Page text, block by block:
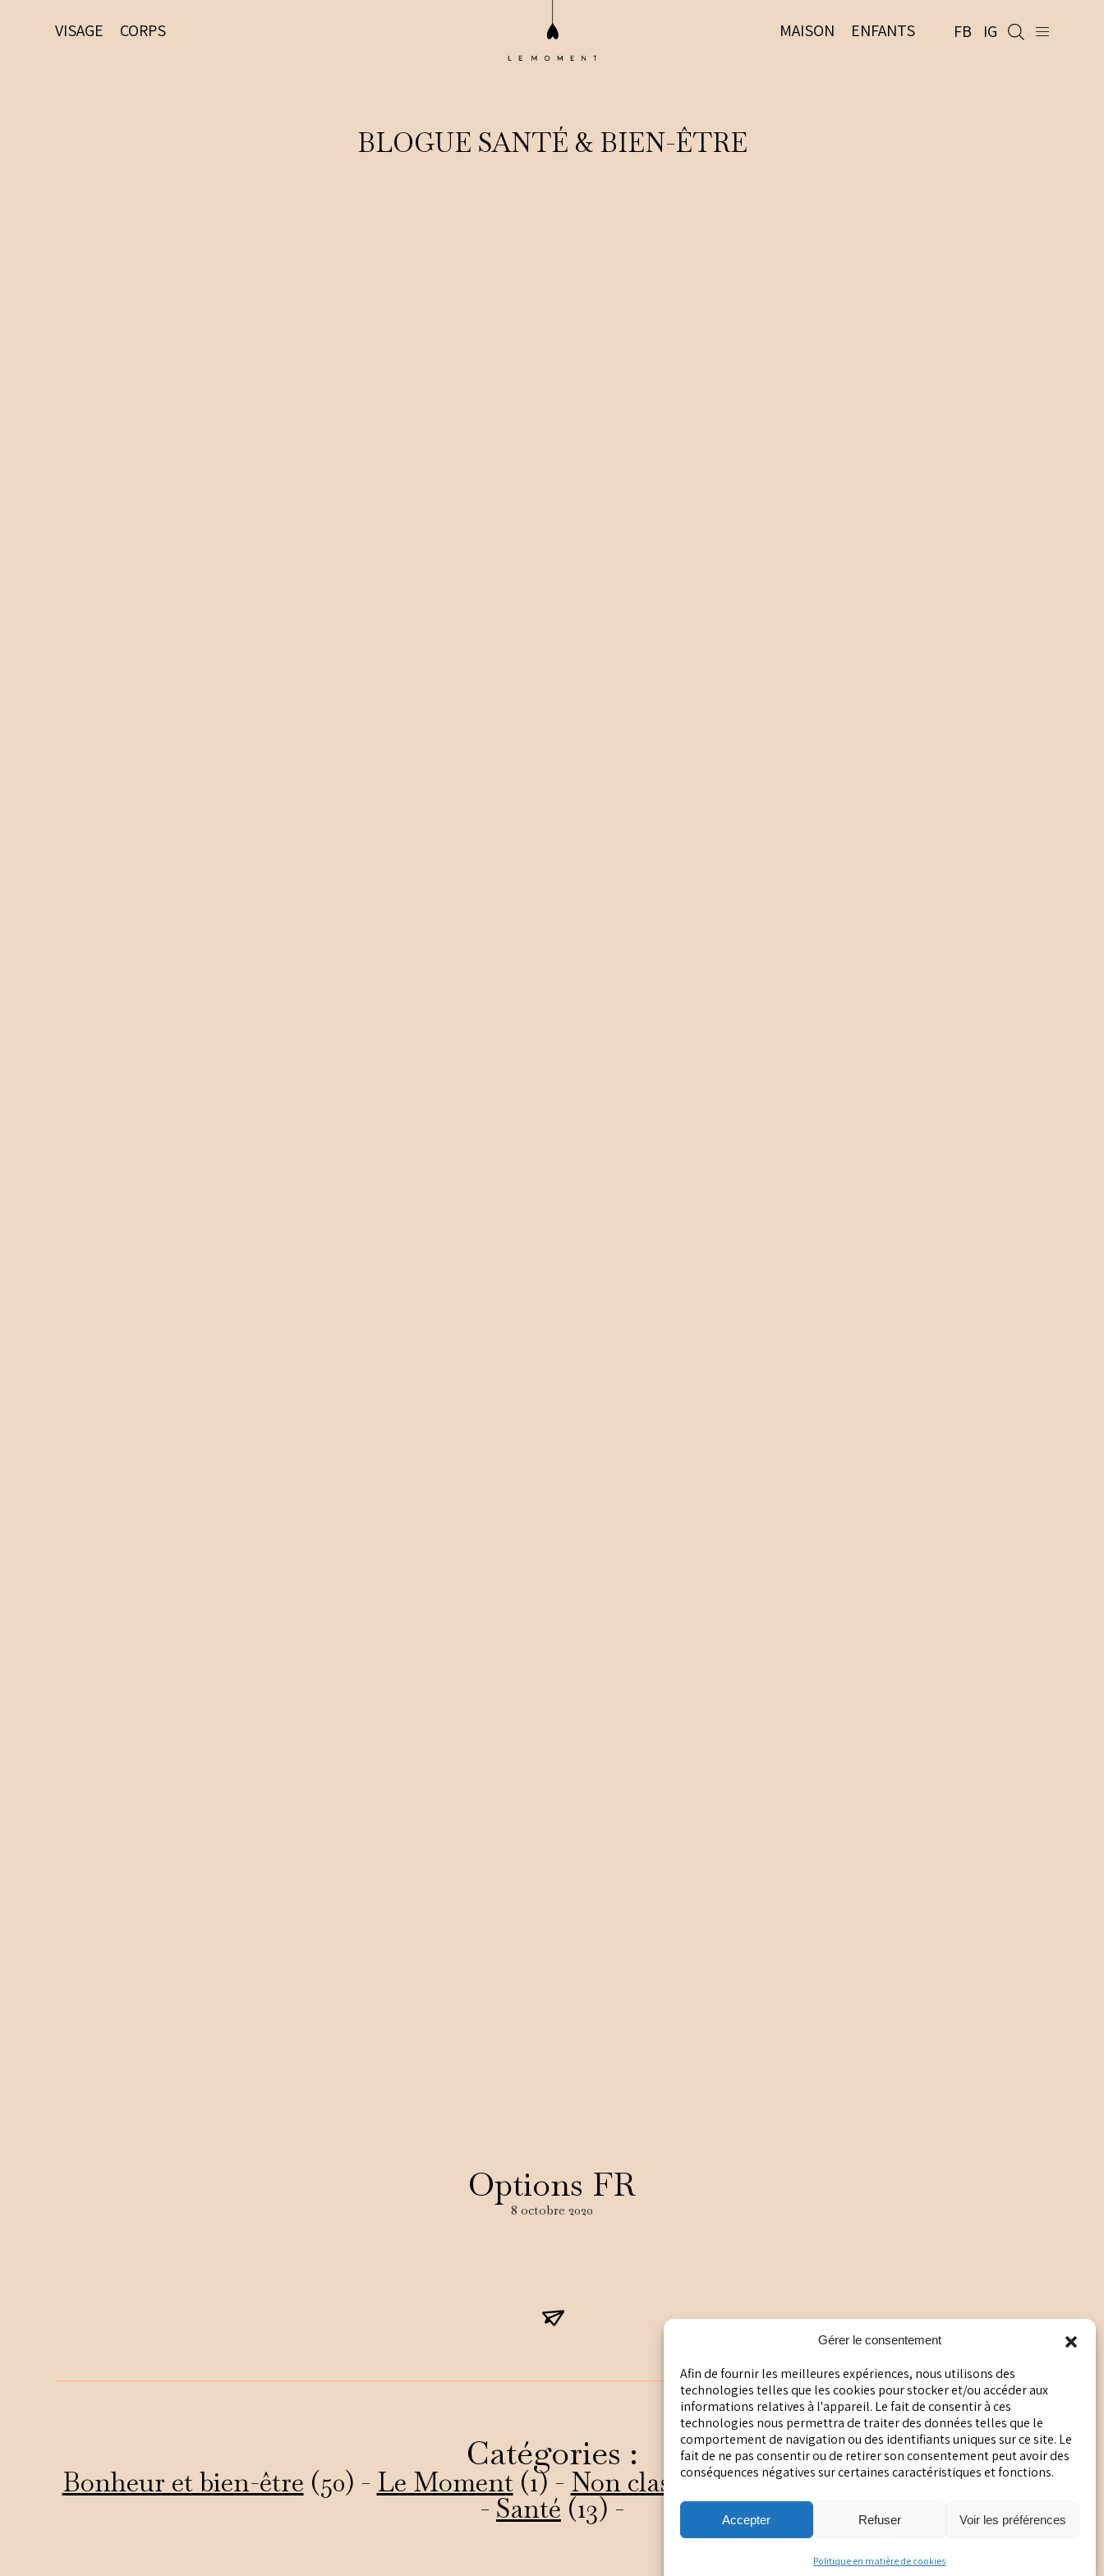
Gérer le consentement
Afin de fournir les meilleures expériences, nous utilisons des
technologies telles que les cookies pour stocker et/ou accéder aux
informations relatives à l'appareil. Le fait de consentir à ces
technologies nous permettra de traiter des données telles que le
comportement de navigation ou des identifiants uniques sur ce site. Le
fait de ne pas consentir ou de retirer son consentement peut avoir des
conséquences négatives sur certaines caractéristiques et fonctions.
Accepter Refuser Voir les préférences
Politique en matière de cookies
VISAGE CORPS MAISON ENFANTS FB IG
BLOGUE SANTÉ & BIEN-ÊTRE
Options FR
8 octobre 2020
Catégories :
Bonheur et bien-être (50) - Le Moment(1) - Non classifié(e)(1) -Produits naturels(4)
- Santé (13) -